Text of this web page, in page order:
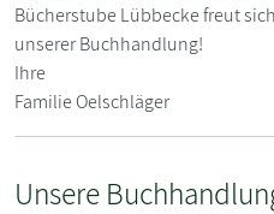
Bücherstube Lübbecke freut
unserer Buchhandlung!
Ihre
Familie Oelschläger
Unsere